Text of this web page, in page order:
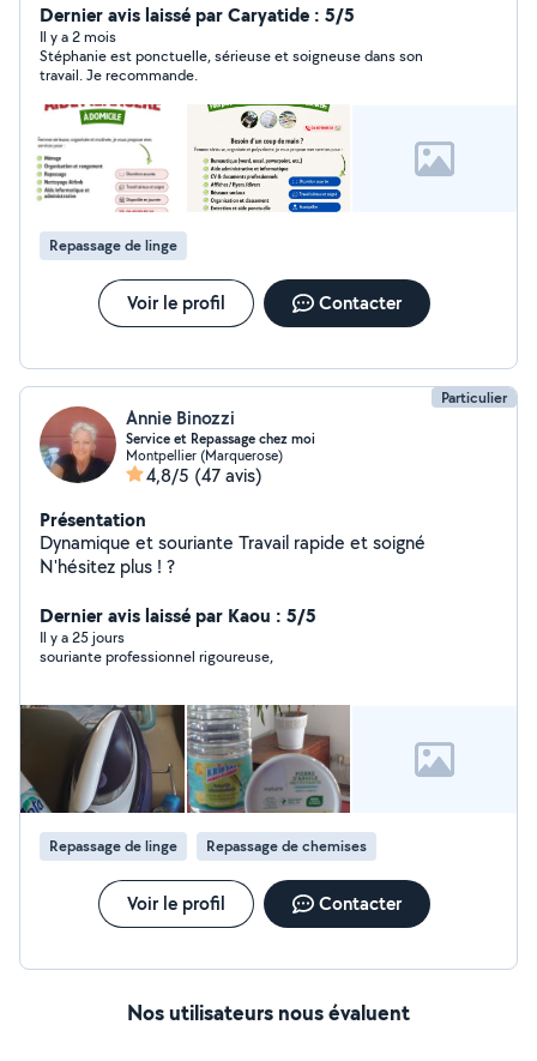
entretien du domicile - repassage - rangement et
organisation - nettoyage Airbnb - aide administrative -
démarches en ligne - aide informatique et bureautique -
mise en page de documents et CV Je travaille avec soin
et je m'adapte à vos besoins, que ce soit de manière
ponctuelle ou régulière. Disponible en journée. N'hésitez
pas à me contacter pour échanger.
Dernier avis laissé par Caryatide : 5/5
Il y a 2 mois
Stéphanie est ponctuelle, sérieuse et soigneuse dans son
travail. Je recommande.
Repassage de linge
Voir le profil Contacter
Particulier
Annie Binozzi
Service et Repassage chez moi
Montpellier (Marquerose)
4,8/5 (47 avis)
Présentation
Dynamique et souriante Travail rapide et soigné
N'hésitez plus ! ?
Dernier avis laissé par Kaou : 5/5
Il y a 25 jours
souriante professionnel rigoureuse,
Repassage de linge Repassage de chemises
Voir le profil Contacter
Nos utilisateurs nous évaluent